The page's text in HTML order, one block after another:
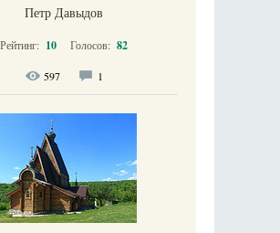
Петр Давыдов
Рейтинг: 10 Голосов: 82
597 1